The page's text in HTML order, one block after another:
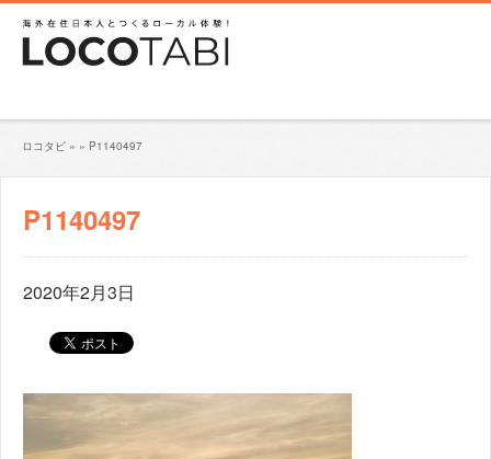
ロコタビ » » P1140497
P1140497
2020年2月3日